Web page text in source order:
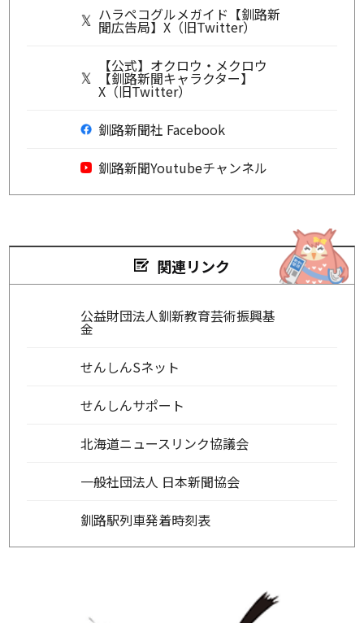
ハラペコグルメガイド【釧路新
聞広告局】X（旧Twitter）
【公式】オクロウ・メクロウ
【釧路新聞キャラクター】
X（旧Twitter）
釧路新聞社 Facebook
釧路新聞Youtubeチャンネル
関連リンク
公益財団法人釧新教育芸術振興基
金
せんしんSネット
せんしんサポート
北海道ニュースリンク協議会
一般社団法人 日本新聞協会
釧路駅列車発着時刻表